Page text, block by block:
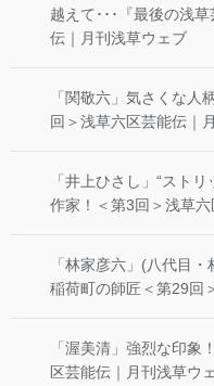
越えて･･･『最後の浅
伝｜月刊浅草ウェブ
「関敬六」気さくな人
回＞浅草六区芸能伝｜
「井上ひさし」“スト
作家！＜第3回＞浅草
「林家彦六」(八代目
稲荷町の師匠＜第29回
「渥美清」強烈な印象
区芸能伝｜月刊浅草ウ